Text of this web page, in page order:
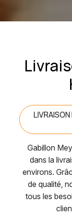
Gabillon
dans la
environs.
de qualité,
tous les